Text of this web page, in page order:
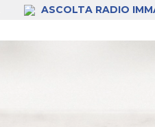
ASCOLTA RADIO